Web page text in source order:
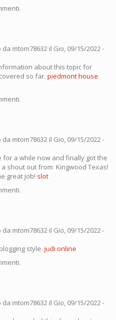
da mtom78632 il Gio, 09/15/2022 -
about this topic for
so far. piedmont house
da mtom78632 il Gio, 09/15/2022 -
for a while now and finally got the
shout out from Kingwood Texas!
great job! slot
da mtom78632 il Gio, 09/15/2022 -
style. judi online
da mtom78632 il Gio, 09/15/2022 -